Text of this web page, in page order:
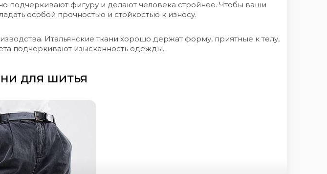
подчеркивают фигуру и делают человека стройнее. Чтобы ваши
особой прочностью и стойкостью к износу.
Итальянские ткани хорошо держат форму, приятные к телу,
подчеркивают изысканность одежды.
для шитья